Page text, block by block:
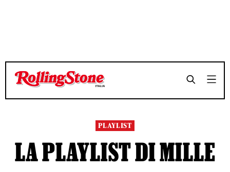
TEMPO DI LETTURA 7 MINUTI
TEMPO DI LETTURA 7 MINUTI
PLAYLIST
LA PLAYLIST DI MILLE